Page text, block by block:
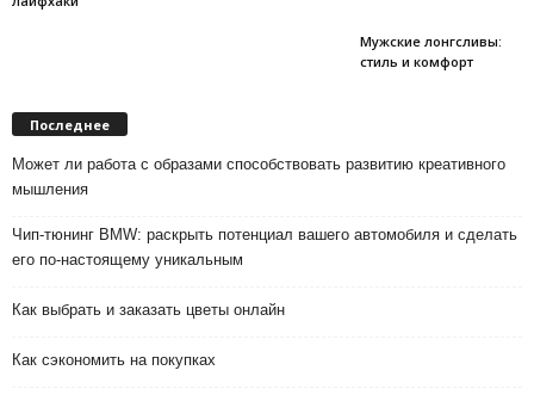
Мужские лонгсливы:
стиль и комфорт
Последнее
Может ли работа с образами способствовать развитию креативного
мышления
Чип-тюнинг BMW: раскрыть потенциал вашего автомобиля и сделать
его по-настоящему уникальным
Как выбрать и заказать цветы онлайн
Как сэкономить на покупках